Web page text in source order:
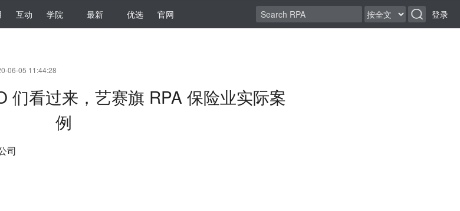
互动 学院 最新 优选 官网 登录
06-05 11:44:28
们看过来，艺赛旗 RPA 保险业实际案
例
司